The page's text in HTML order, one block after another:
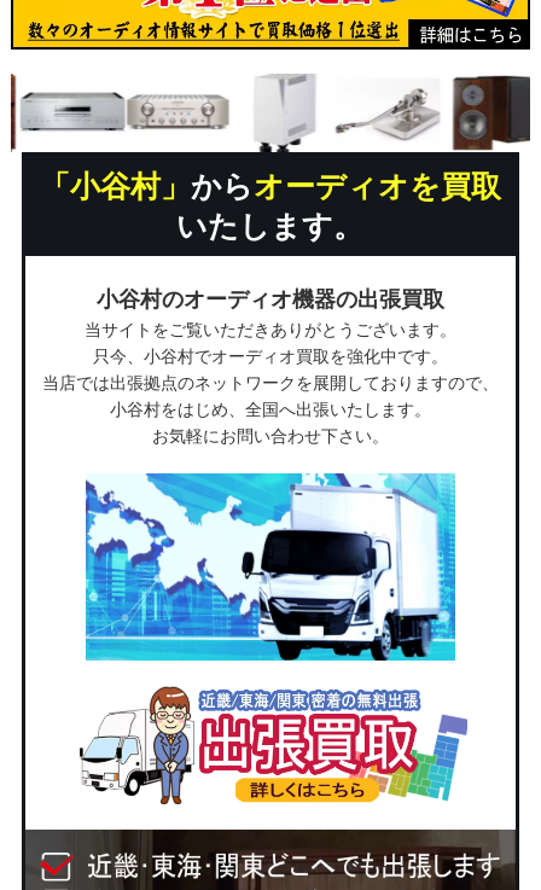
「小谷村」 からオーディオを買取
いたします。
小谷村のオーディオ機器の出張買取
当サイトをご覧いただきありがとうございます。
只今、小谷村でオーディオ買取を強化中です。
当店では出張拠点のネットワークを展開しておりますので、
小谷村をはじめ、全国へ出張いたします。
お気軽にお問い合わせ下さい。